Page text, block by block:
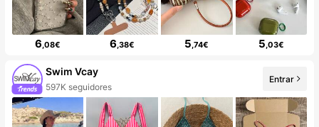
6,08€ 6,38€ 5,74€ 5,03€
Swim Vcay
597K seguidores
Entrar